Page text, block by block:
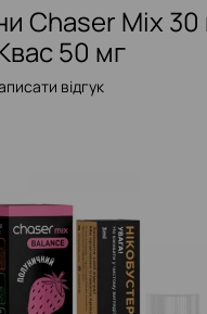
Chaser Mix
50 мг
відгук